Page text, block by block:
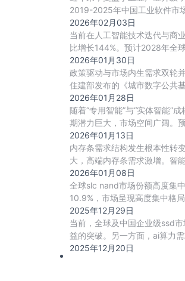
2019-2025年中国工业软件市
2026年02月03日
当前在人工智能技术迭代与商
比增长144%。预计2028年全
2026年01月30日
政策驱动与市场内生需求双轮
住建部发布的《城市数字公共
2026年01月28日
随着“专用智能”与“实体智能”
期潜力巨大，市场空间广阔。
2026年01月13日
内存条需求结构发生根本性转
大，高端内存条需求激增。智
2026年01月08日
全球slc nand市场份额高度集
10.9%，市场呈现高度集中格局
2025年12月29日
当前，全球及中国企业级ssd
益的突破。另一方面，ai算力
2025年12月20日